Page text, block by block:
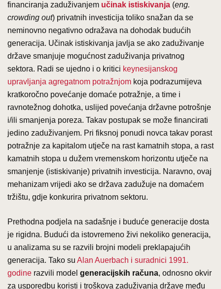
financiranja zaduživanjem učinak istiskivanja (eng.
crowding out) privatnih investicija toliko snažan da se
neminovno negativno odražava na dohodak budućih
generacija. Učinak istiskivanja javlja se ako zaduživanje
države smanjuje mogućnost zaduživanja privatnog
sektora. Radi se ujedno i o kritici keynesijanskog
upravljanja agregatnom potražnjom koja podrazumijeva
kratkoročno povećanje domaće potražnje, a time i
ravnotežnog dohotka, uslijed povećanja državne potrošnje
i/ili smanjenja poreza. Takav postupak se može financirati
jedino zaduživanjem. Pri fiksnoj ponudi novca takav porast
potražnje za kapitalom utječe na rast kamatnih stopa, a rast
kamatnih stopa u dužem vremenskom horizontu utječe na
smanjenje (istiskivanje) privatnih investicija. Naravno, ovaj
mehanizam vrijedi ako se država zadužuje na domaćem
tržištu, gdje konkurira privatnom sektoru.
Prethodna podjela na sadašnje i buduće generacije dosta
je rigidna. Budući da istovremeno živi nekoliko generacija,
u analizama su se razvili brojni modeli preklapajućih
generacija. Tako su Alan Auerbach i suradnici 1991.
godine razvili model generacijskih računa, odnosno okvir
za usporedbu koristi i troškova zaduživanja države među